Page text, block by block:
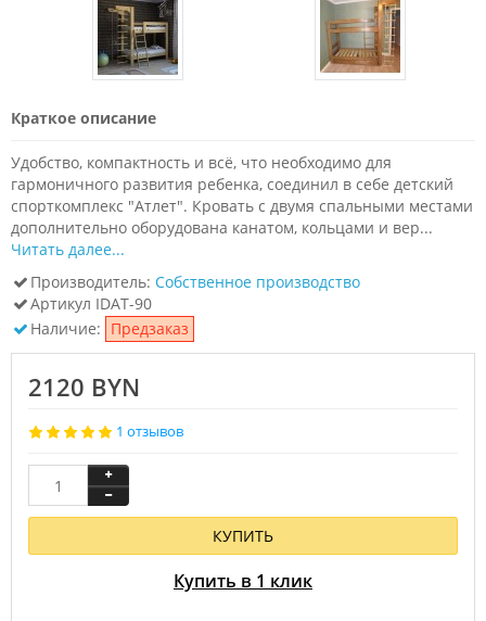
Краткое описание
Удобство, компактность и всё, что необходимо для
гармоничного развития ребенка, соединил в себе детский
спорткомплекс "Атлет". Кровать с двумя спальными местами
дополнительно оборудована канатом, кольцами и вер...
Читать далее...
Производитель: Собственное производство
Артикул IDAT-90
Наличие: Предзаказ
2120 BYN
1 отзывов
КУПИТЬ
Купить в 1 клик